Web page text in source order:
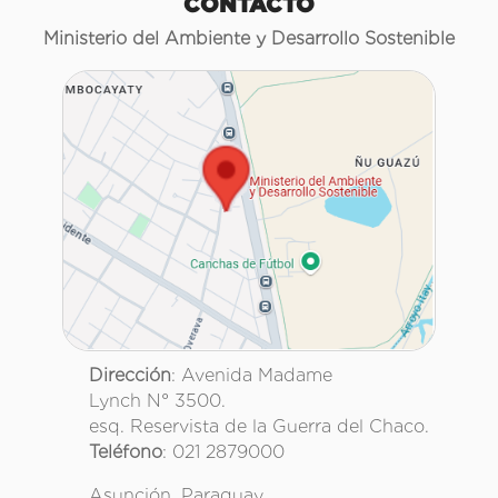
Ministerio del Ambiente y Desarrollo Sostenible
Dirección: Avenida Madame
Lynch N° 3500.
esq. Reservista de la Guerra del Chaco.
Teléfono: 021 2879000